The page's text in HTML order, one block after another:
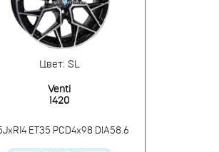
Цвет: SL
Venti
1420
ET35 PCD4x98 DIA58.6